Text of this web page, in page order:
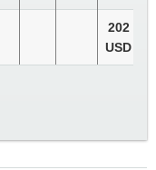
202
USD